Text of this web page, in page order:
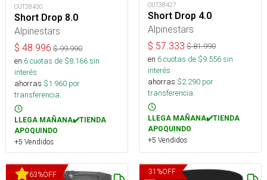
OUT38430
Short Drop 8.0
Alpinestars
$ 48.996 $99.990
en 6cuotas de $8.166sin
interés
ahorras $1.960 por
transferencia.
LLEGA MAÑANA✔️TIENDA
APOQUINDO
+5 Vendidos
OUT38427
Short Drop 4.0
Alpinestars
$ 57.333 $81.990
en 6cuotas de $9.556sin
interés
ahorras $2.290 por
transferencia.
LLEGA MAÑANA✔️TIENDA
APOQUINDO
+5 Vendidos
63%OFF 31 %OFF